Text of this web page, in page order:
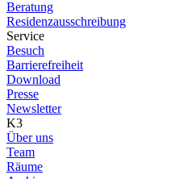
Beratung
Residenzausschreibung
Service
Besuch
Barrierefreiheit
Download
Presse
Newsletter
K3
Über uns
Team
Räume